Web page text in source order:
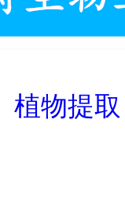
植物提取